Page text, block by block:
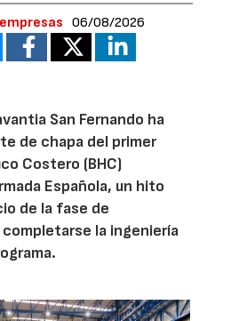
06/08/2026
San Fernando ha
de chapa del primer
Costero (BHC)
Española, un hito
de la fase de
la ingeniería